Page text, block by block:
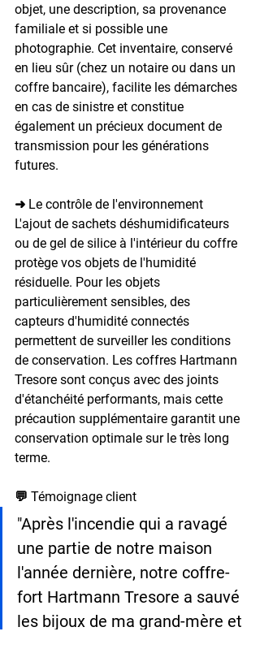
objet, une description, sa provenance
familiale et si possible une
photographie. Cet inventaire, conservé
en lieu sûr (chez un notaire ou dans un
coffre bancaire), facilite les démarches
en cas de sinistre et constitue
également un précieux document de
transmission pour les générations
futures.
➜ Le contrôle de l'environnement
L'ajout de sachets déshumidificateurs
ou de gel de silice à l'intérieur du coffre
protège vos objets de l'humidité
résiduelle. Pour les objets
particulièrement sensibles, des
capteurs d'humidité connectés
permettent de surveiller les conditions
de conservation. Les coffres Hartmann
Tresore sont conçus avec des joints
d'étanchéité performants, mais cette
précaution supplémentaire garantit une
conservation optimale sur le très long
terme.
💬 Témoignage client
"Après l'incendie qui a ravagé
une partie de notre maison
l'année dernière, notre coffre-
fort Hartmann Tresore a sauvé
les bijoux de ma grand-mère et